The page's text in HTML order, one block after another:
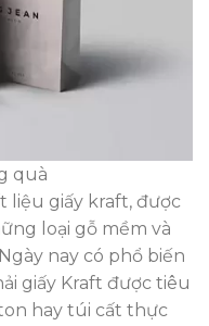
quà
liệu giấy kraft, được
loại gỗ mềm và
nay có phổ biến
giấy Kraft được tiêu
hay túi cất thực